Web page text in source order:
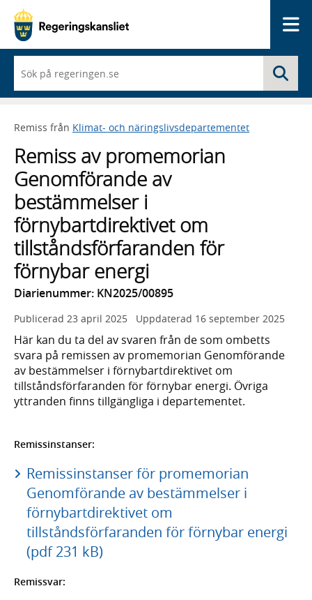
du
börjar
skriva
framträder
lista
med
sökförslag
Remiss från Klimat- och näringslivsdepartementet
Remiss av promemorian
Genomförande av
bestämmelser i
förnybartdirektivet om
tillståndsförfaranden för
förnybar energi
Diarienummer: KN2025/00895
Publicerad 23 april 2025 Uppdaterad 16 september 2025
Här kan du ta del av svaren från de som ombetts
svara på remissen av promemorian Genomförande
av bestämmelser i förnybartdirektivet om
tillståndsförfaranden för förnybar energi. Övriga
yttranden finns tillgängliga i departementet.
Remissinstanser:
Remissinstanser för promemorian
Genomförande av bestämmelser i
förnybartdirektivet om
tillståndsförfaranden för förnybar energi
(pdf 231 kB)
Remissvar: